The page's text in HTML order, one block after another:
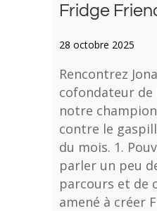
Fridge
28 octobre 2025
Rencontrez
cofondateur de
notre
contre le
du mois. 1.
parler un peu
parcours et de
amené à créer